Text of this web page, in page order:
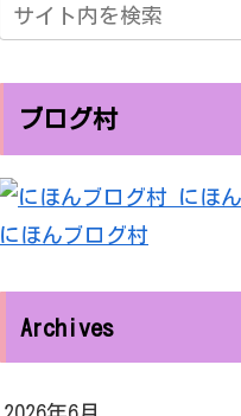
ブログ村
にほんブログ村
Archives